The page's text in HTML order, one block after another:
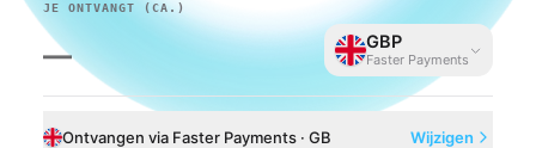
JE ONTVANGT (CA.)
— GBP
Faster Payments
Ontvangen via Faster Payments · GB Wijzigen